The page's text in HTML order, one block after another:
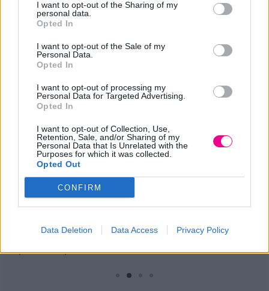
I want to opt-out of the Sharing of my
personal data.
Opted In
I want to opt-out of the Sale of my
Personal Data.
Opted In
I want to opt-out of processing my
Personal Data for Targeted Advertising.
Opted In
I want to opt-out of Collection, Use,
Retention, Sale, and/or Sharing of my
Personal Data that Is Unrelated with the
Purposes for which it was collected.
Opted Out
CONFIRM
Data Deletion Data Access Privacy Policy
ΝΕΑ ΠΡΟΪΟΝΤΑ
Conditioner για όγκο
πανθενόλη
13,00€ – 17,50€
Σαμπουάν για όγκο Volume
12,00 16,00
Price
range: